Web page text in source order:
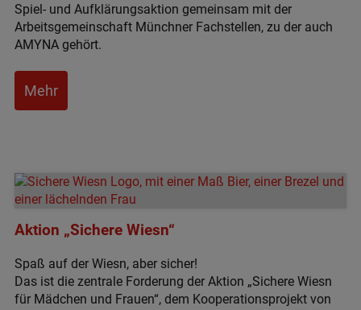
Spiel- und Aufklärungsaktion gemeinsam mit der
Arbeitsgemeinschaft Münchner Fachstellen, zu der auch
AMYNA gehört.
Mehr
Aktion „Sichere Wiesn“
Spaß auf der Wiesn, aber sicher!
Das ist die zentrale Forderung der Aktion „Sichere Wiesn
für Mädchen und Frauen“, dem Kooperationsprojekt von